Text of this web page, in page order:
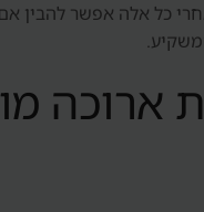
כל אלה אפשר להבין
ארוכה